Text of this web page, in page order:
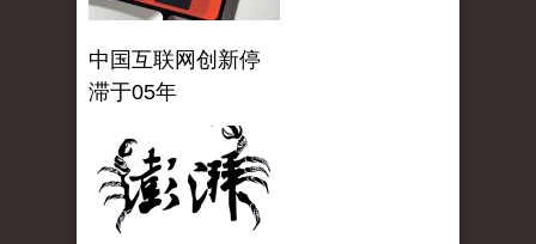
中国互联网创新停
滞于05年